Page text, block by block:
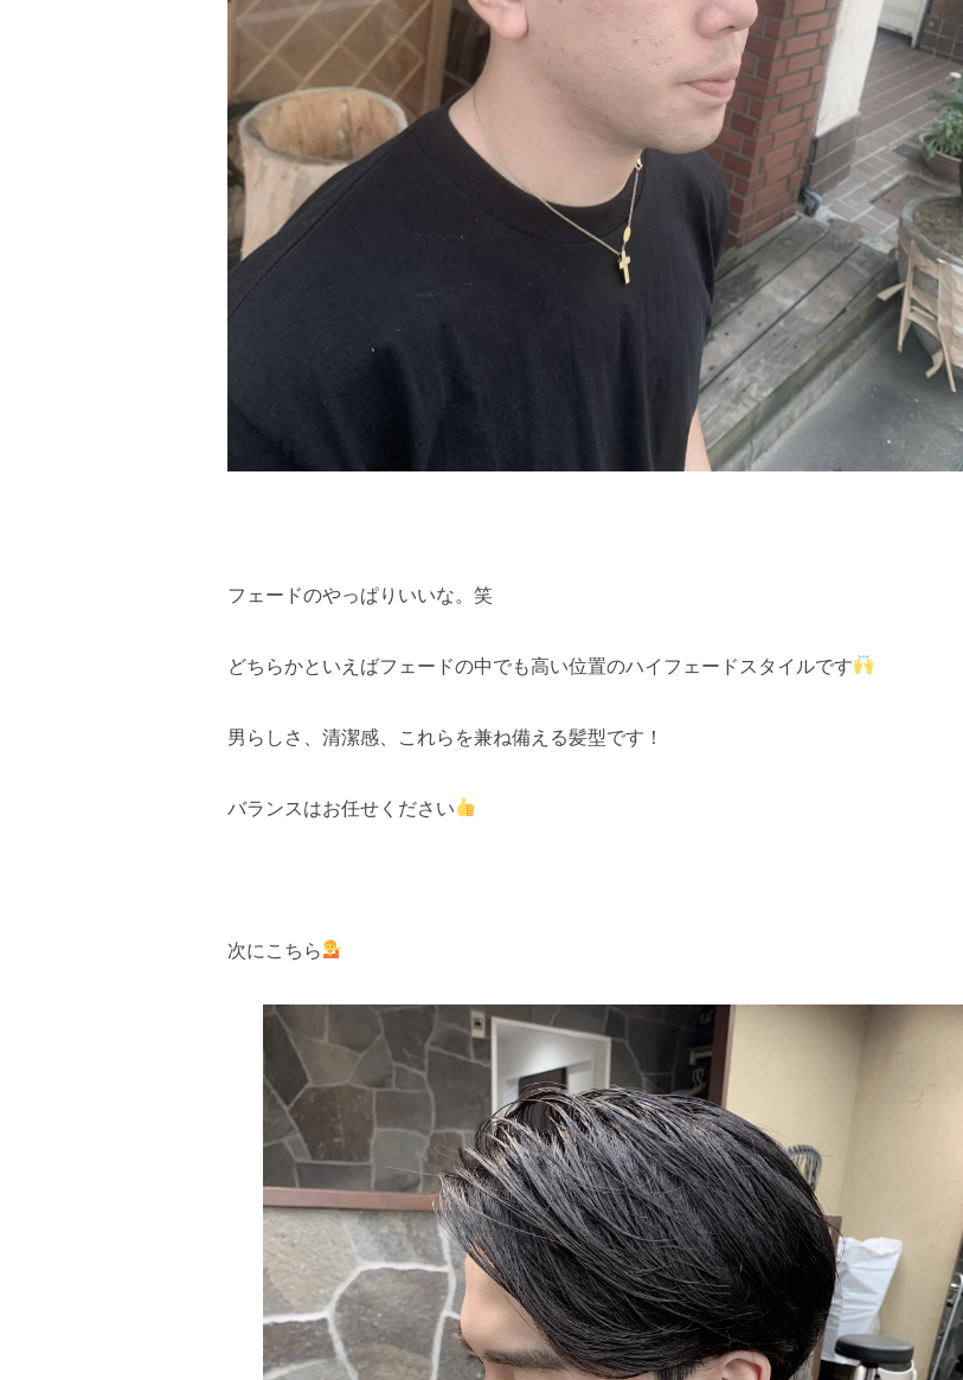
フェードのやっぱりいいな。笑
どちらかといえばフェードの中でも高い位置のハイフェードスタイルです
男らしさ、清潔感、これらを兼ね備える髪型です！
バランスはお任せください
次にこちら